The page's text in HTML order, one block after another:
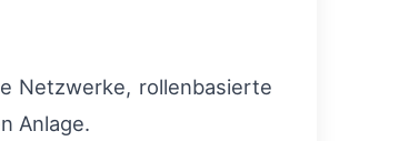
Netzwerke, rollenbasierte
Anlage.